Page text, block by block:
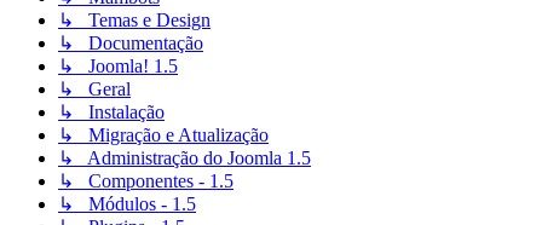
↳ Temas e Design
↳ Documentação
↳ Joomla! 1.5
↳ Geral
↳ Instalação
↳ Migração e Atualização
↳ Administração do Joomla 1.5
↳ Componentes - 1.5
↳ Módulos - 1.5